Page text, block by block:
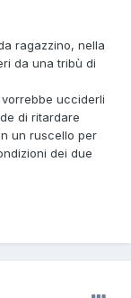
ragazzino, nella
da una tribù di
ucciderli
di ritardare
un ruscello per
dei due